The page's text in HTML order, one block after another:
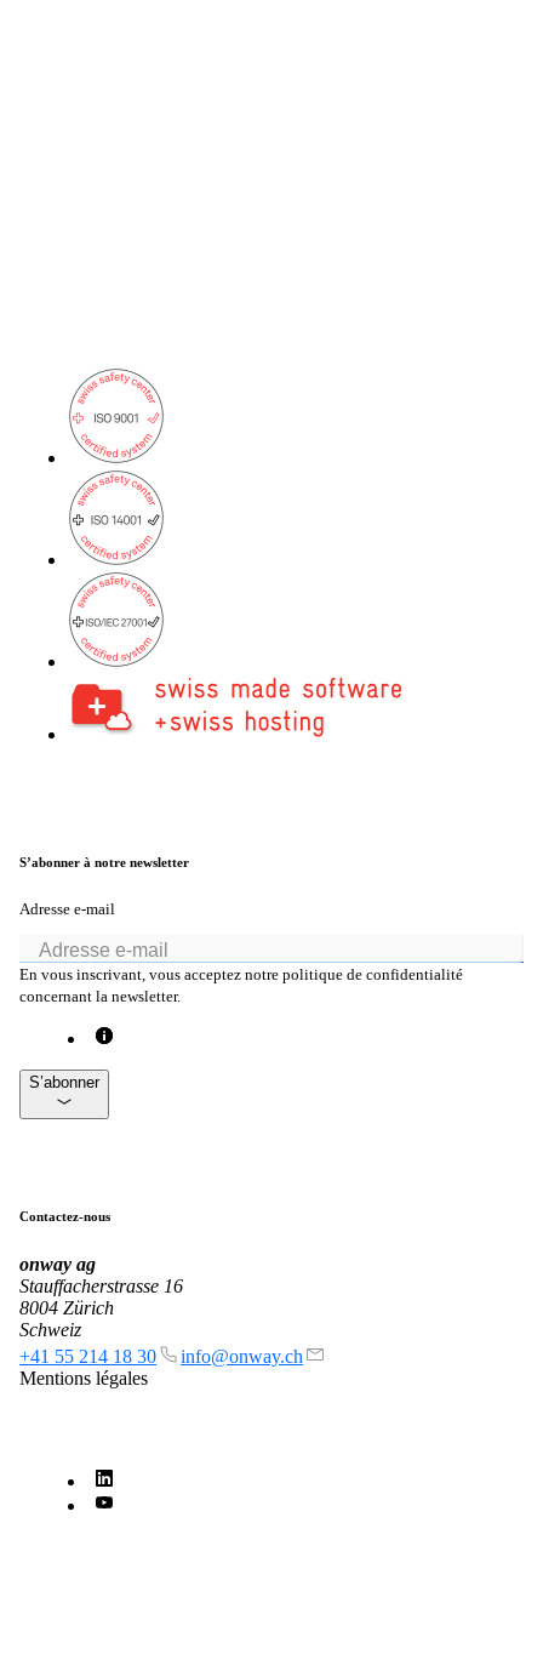
exploiter en toute sécurité et les développer
avec pertinence.
Automatisation du réseau
Plus de capacité disponible grâce à
l'automatisation des processus de travail
répétitifs du réseau.
Helpdesk & Network Operation Centers
(NOC)
Des paquets de services modulaires et sur
mesure pour une gestion optimale de votre
infrastructure ICT.
Achat de produits Cisco
onway routers
S’abonner à notre newsletter
Adresse e-mail
En vous inscrivant, vous acceptez notre politique de confidentialité
concernant la newsletter.
S’abonner
Contactez-nous
onway ag
Stauffacherstrasse 16
8004 Zürich
Schweiz
+41 55 214 18 30
info@onway.ch
Mentions légales